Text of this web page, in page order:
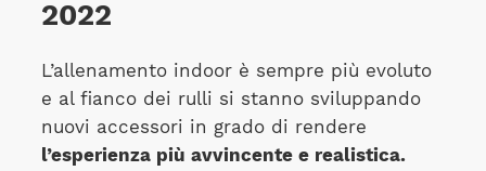
2022
L’allenamento indoor è sempre più evoluto
e al fianco dei rulli si stanno sviluppando
nuovi accessori in grado di rendere
l’esperienza più avvincente e realistica.